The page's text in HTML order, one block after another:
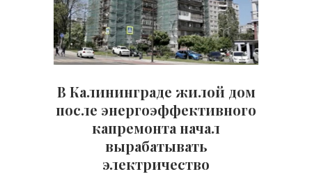
В Калининграде жилой дом
после энергоэффективного
капремонта начал
вырабатывать
электричество